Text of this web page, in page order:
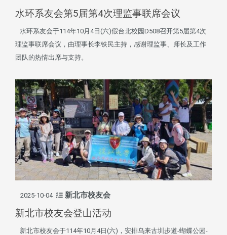
水环系友会第5届第4次理监事联席会议
水环系友会于114年10月4日(六)假台北校园D508召开第5届第4次
理监事联席会议，由理事长李铁民主持，感谢理监事、师长及工作
团队的热情出席与支持。
2025-10-04 新北市校友会
新北市校友会登山活动
新北市校友会于114年10月4日(六)，安排乌来古圳步道-蝴蝶公园-